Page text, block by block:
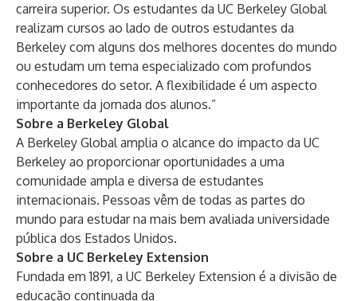
carreira superior. Os estudantes da UC Berkeley Global
realizam cursos ao lado de outros estudantes da
Berkeley com alguns dos melhores docentes do mundo
ou estudam um tema especializado com profundos
conhecedores do setor. A flexibilidade é um aspecto
importante da jornada dos alunos.”
Sobre a Berkeley Global
A Berkeley Global amplia o alcance do impacto da UC
Berkeley ao proporcionar oportunidades a uma
comunidade ampla e diversa de estudantes
internacionais. Pessoas vêm de todas as partes do
mundo para estudar na mais bem avaliada universidade
pública dos Estados Unidos.
Sobre a UC Berkeley Extension
Fundada em 1891, a UC Berkeley Extension é a divisão de
educação continuada da